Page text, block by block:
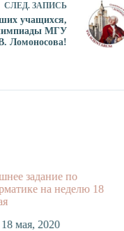
СЛЕД. ЗАПИСЬ
учащихся,
МГУ
Ломоносова!
задание по
на неделю 18
18 мая, 2020